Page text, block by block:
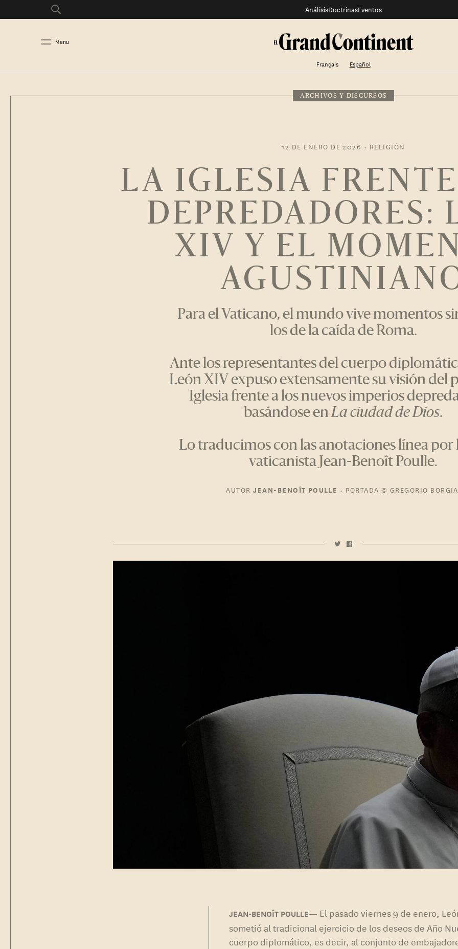
AnálisisDoctrinasEventos
Menu
Français Español
ARCHIVOS Y DISCURSOS
12 DE ENERO DE 2026 • RELIGIÓN
LA IGLESIA
DEPREDADORES:
XIV Y EL
Para el Vaticano, el mundo vive momentos
los de la caída de Roma.
Ante los representantes del cuerpo
León XIV expuso extensamente su visión del
Iglesia frente a los nuevos imperios
basándose enLa ciudad de Dios.
Lo traducimos con las anotaciones línea por
vaticanista Jean-Benoît Poulle.
AUTOR JEAN-BENOÎT POULLE • PORTADA © GREGORIO BORGIA
El pasado viernes 9 de enero,
sometió al tradicional ejercicio de los deseos de Año
cuerpo diplomático, es decir, al conjunto de